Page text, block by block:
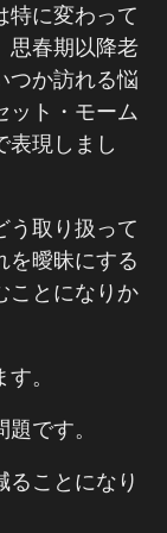
特に変わって
思春期以降老
つか訪れる悩
ット・モーム
表現しまし
う取り扱って
を曖昧にする
ことになりか
。
です。
ることになり